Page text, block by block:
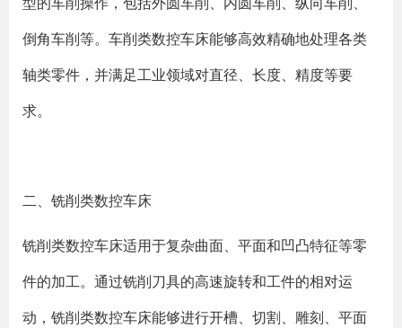
倒角车削等。车削类数控车床能够高效精确地处理各类
轴类零件，并满足工业领域对直径、长度、精度等要
求。
二、铣削类数控车床
铣削类数控车床适用于复杂曲面、平面和凹凸特征等零
件的加工。通过铣削刀具的高速旋转和工件的相对运
动，铣削类数控车床能够进行开槽、切割、雕刻、平面